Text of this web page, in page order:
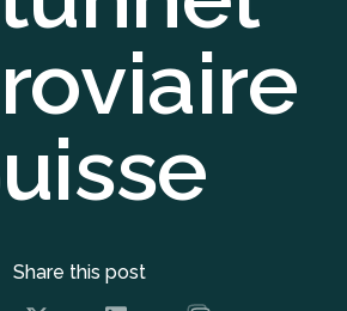
Share this post